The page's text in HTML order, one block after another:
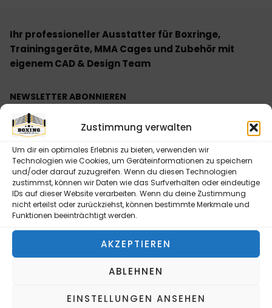
Zustimmung verwalten
Um dir ein optimales Erlebnis zu bieten, verwenden wir
Technologien wie Cookies, um Geräteinformationen zu speichern
und/oder darauf zuzugreifen. Wenn du diesen Technologien
zustimmst, können wir Daten wie das Surfverhalten oder eindeutige
IDs auf dieser Website verarbeiten. Wenn du deine Zustimmung
nicht erteilst oder zurückziehst, können bestimmte Merkmale und
Funktionen beeinträchtigt werden.
AKZEPTIEREN
ABLEHNEN
EINSTELLUNGEN ANSEHEN
Ihr professioneller Ausstatter für Boxringe,
Trainingsgeräte, MMA Cages und Zubehör mit
eigenem CAD & Design Team
NEWSLETTER ABONNIEREN
Bitte senden Sie mir entsprechend Ihrer
Datenschutzerklärung regelmäßig und jederzeit
per E-Mail zu.
NEWSLETTER ABONNIEREN
Kontaktformular